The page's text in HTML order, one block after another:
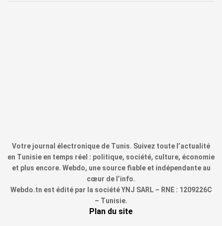
Votre journal électronique de Tunis. Suivez toute l’actualité
en Tunisie en temps réel : politique, société, culture, économie
et plus encore. Webdo, une source fiable et indépendante au
cœur de l’info.
Webdo.tn est édité par la société YNJ SARL – RNE : 1209226C
– Tunisie.
Plan du site